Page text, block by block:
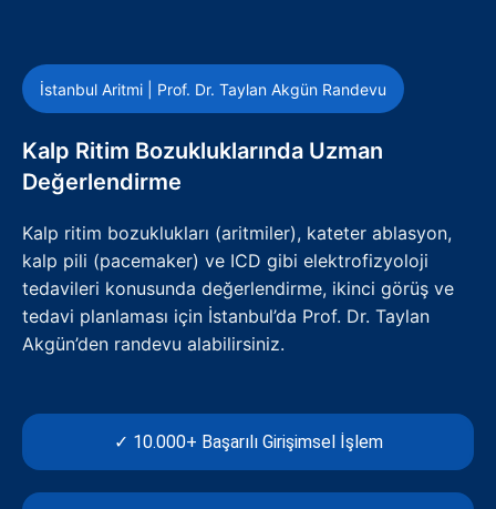
İstanbul Aritmi | Prof. Dr. Taylan Akgün Randevu
Kalp Ritim Bozukluklarında Uzman
Değerlendirme
Kalp ritim bozuklukları (aritmiler), kateter ablasyon,
kalp pili (pacemaker) ve ICD gibi elektrofizyoloji
tedavileri konusunda değerlendirme, ikinci görüş ve
tedavi planlaması için İstanbul’da Prof. Dr. Taylan
Akgün’den randevu alabilirsiniz.
✓ 10.000+ Başarılı Girişimsel İşlem